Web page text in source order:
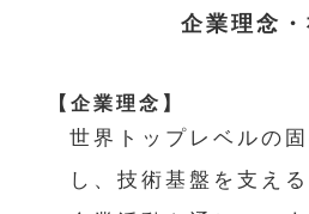
企業理念・
【企業理念】
世界トップレベルの
し、技術基盤を支える